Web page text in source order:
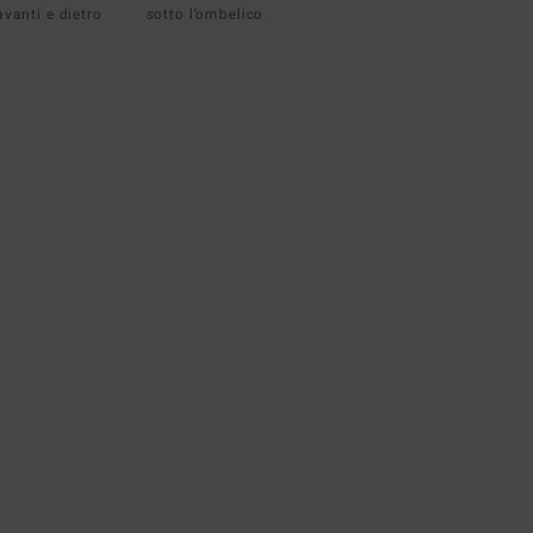
e dietro sotto l’ombelico